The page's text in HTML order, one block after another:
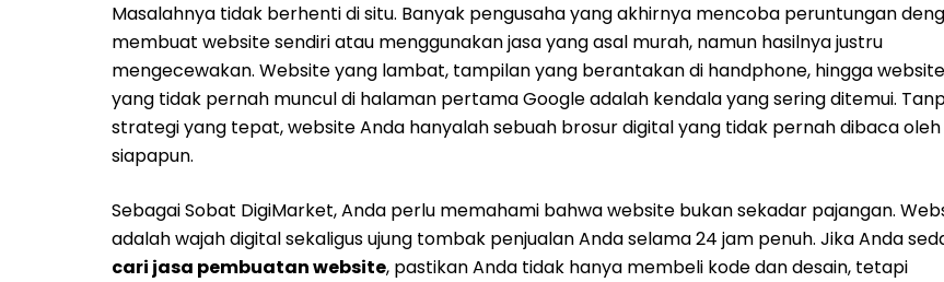
Masalahnya tidak berhenti di situ. Banyak pengusaha yang akhirnya mencoba peruntungan
membuat website sendiri atau menggunakan jasa yang asal murah, namun hasilnya justru
mengecewakan. Website yang lambat, tampilan yang berantakan di handphone, hingga website
yang tidak pernah muncul di halaman pertama Google adalah kendala yang sering ditemui.
strategi yang tepat, website Anda hanyalah sebuah brosur digital yang tidak pernah dibaca oleh
siapapun.
Sebagai Sobat DigiMarket, Anda perlu memahami bahwa website bukan sekadar pajangan.
adalah wajah digital sekaligus ujung tombak penjualan Anda selama 24 jam penuh. Jika Anda
cari jasa pembuatan website, pastikan Anda tidak hanya membeli kode dan desain, tetapi